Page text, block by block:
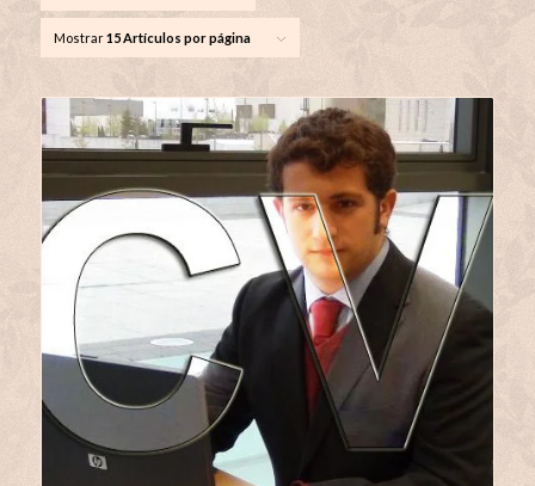
Mostrar15 Artículos por página